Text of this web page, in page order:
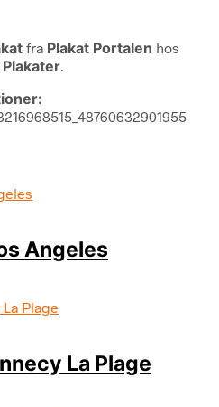
fra Plakat Portalen hos
Plakater.
Angeles
kr..
La Plage